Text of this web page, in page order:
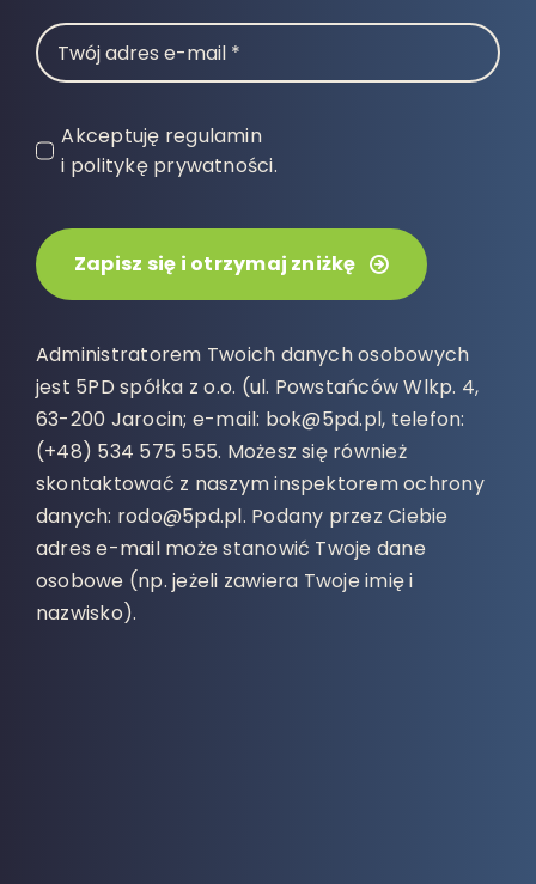
Akceptuję regulamin
i politykę prywatności.
Zapisz się i otrzymaj zniżkę
Administratorem Twoich danych osobowych
jest 5PD spółka z o.o. (ul. Powstańców Wlkp. 4,
63-200 Jarocin; e-mail: bok@5pd.pl, telefon:
(+48) 534 575 555. Możesz się również
skontaktować z naszym inspektorem ochrony
danych: rodo@5pd.pl. Podany przez Ciebie
adres e-mail może stanowić Twoje dane
osobowe (np. jeżeli zawiera Twoje imię i
nazwisko).